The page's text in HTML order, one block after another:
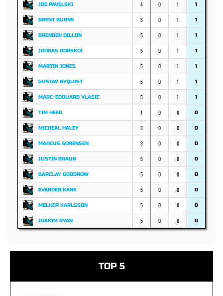
JOE PAVELSKI 4 0 1 1
BRENT BURNS 5 0 1 1
BRENDEN DILLON 5 0 1 1
JOONAS DONSKOI 5 0 1 1
MARTIN JONES 5 0 1 1
GUSTAV NYQUIST 5 0 1 1
MARC-EDOUARD VLASIC 5 0 1 1
TIM HEED 1 0 0 0
MICHEAL HALEY 3 0 0 0
MARCUS SORENSEN 3 0 0 0
JUSTIN BRAUN 5 0 0 0
BARCLAY GOODROW 5 0 0 0
EVANDER KANE 5 0 0 0
MELKER KARLSSON 5 0 0 0
JOAKIM RYAN 5 0 0 0
TOP 5